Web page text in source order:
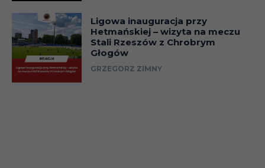
Ligowa inauguracja przy
Hetmańskiej – wizyta na meczu
Stali Rzeszów z Chrobrym
Głogów
GRZEGORZ ZIMNY